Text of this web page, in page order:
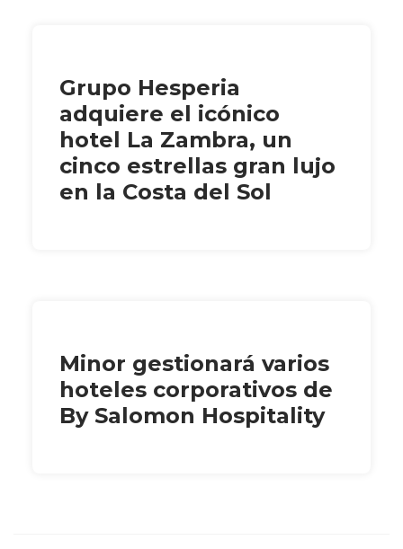
Grupo Hesperia
adquiere el icónico
hotel La Zambra, un
cinco estrellas gran lujo
en la Costa del Sol
Minor gestionará varios
hoteles corporativos de
By Salomon Hospitality